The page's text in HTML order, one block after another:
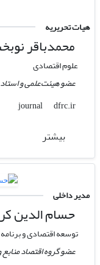
هیات تحریریه
محمدباقر
علوم اقتصادی
عضو هیئت‌علمی و
journal
dfrc.ir
بیشتر
مدیر داخلی
حسام الدین
توسعه اقتصادی و
عضو گروه اقتصاد